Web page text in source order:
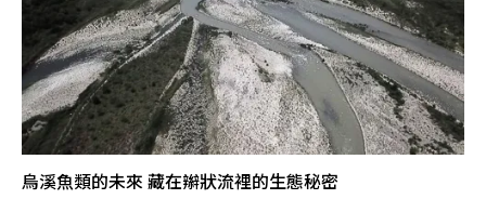
烏溪魚類的未來 藏在辮狀流裡的生態秘密